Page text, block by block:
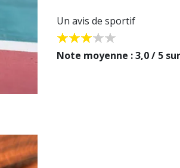
Un avis de sportif
Note moyenne : 3,0 / 5